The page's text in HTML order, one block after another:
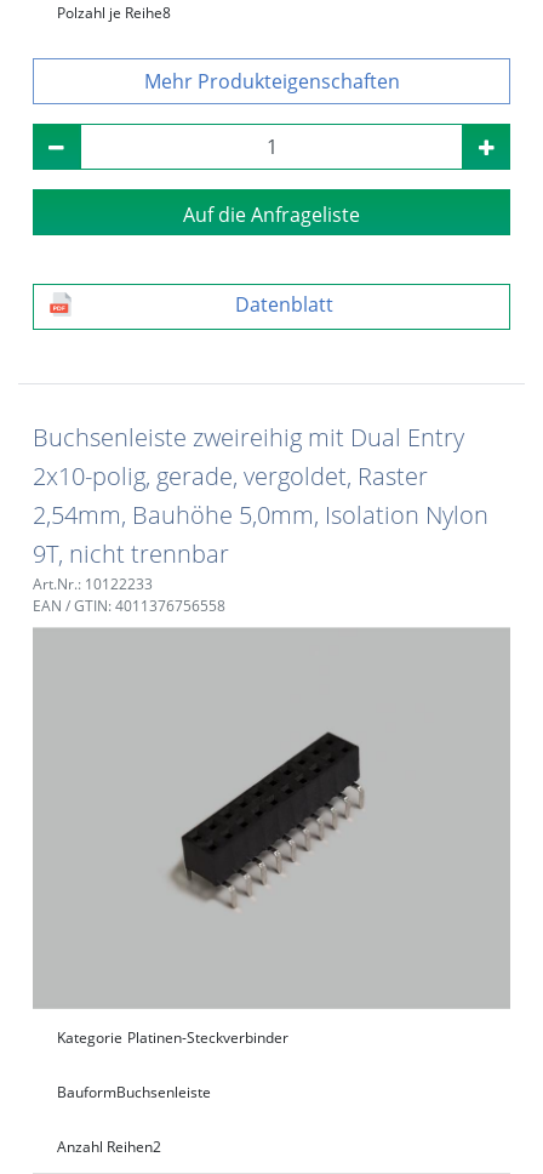
Polzahl je Reihe8
Produkteigenschaften
Auf die Anfrageliste
Datenblatt
Buchsenleiste zweireihig mit Dual Entry
2x10-polig, gerade, vergoldet, Raster
2,54mm, Bauhöhe 5,0mm, Isolation Nylon
9T, nicht trennbar
Art.Nr.: 10122233
EAN / GTIN: 4011376756558
Kategorie Platinen-Steckverbinder
BauformBuchsenleiste
Anzahl Reihen2